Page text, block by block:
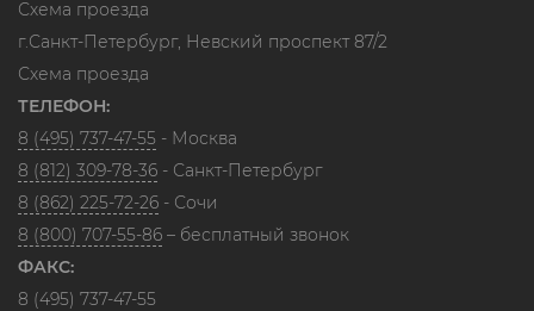
Схема проезда
г.Санкт-Петербург, Невский проспект 87/2
Схема проезда
ТЕЛЕФОН:
8 (495) 737-47-55 - Москва
8 (812) 309-78-36 - Санкт-Петербург
8 (862) 225-72-26 - Сочи
8 (800) 707-55-86 – бесплатный звонок
ФАКС:
8 (495) 737-47-55